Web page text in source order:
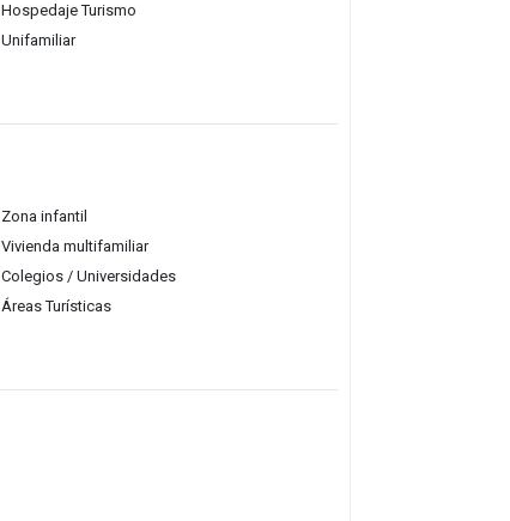
Hospedaje Turismo
Unifamiliar
Zona infantil
Vivienda multifamiliar
Colegios / Universidades
Áreas Turísticas